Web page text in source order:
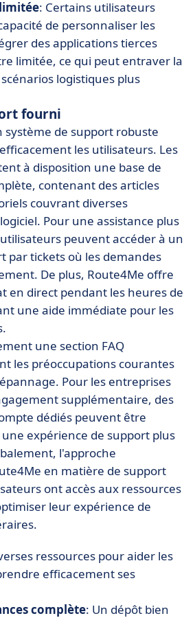
: Certains utilisateurs
de personnaliser les
des applications tierces
limitée, ce qui peut entraver la
logistiques plus
fourni
de support robuste
les utilisateurs. Les
à disposition une base de
contenant des articles
couvrant diverses
Pour une assistance plus
peuvent accéder à un
par tickets où les demandes
De plus, Route4Me offre
en direct pendant les heures de
une aide immédiate pour les
une section FAQ
les préoccupations courantes
Pour les entreprises
supplémentaire, des
dédiés peuvent être
expérience de support plus
l'approche
en matière de support
ont accès aux ressources
leur expérience de
ressources pour aider les
efficacement ses
complète: Un dépôt bien